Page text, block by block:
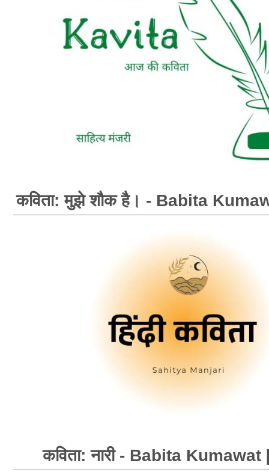
कविता: मुझे शौक है। - Babita
कविता: नारी - Babita